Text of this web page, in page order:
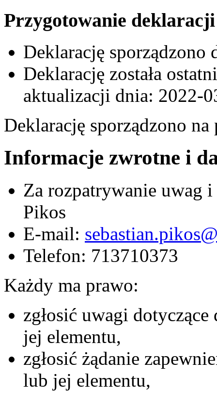
Przygotowanie
Deklarację sporządzono
Deklarację została
aktualizacji dnia: 2022-
Deklarację sporządzono na
Informacje zwrotne i
Za rozpatrywanie uwag
Pikos
E-mail:
Telefon: 713710373
Każdy ma prawo:
zgłosić uwagi
jej elementu,
zgłosić żądanie
lub jej elementu,